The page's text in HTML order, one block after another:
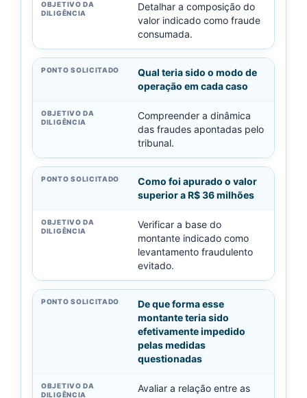
Detalhar a composição do
valor indicado como fraude
consumada.
Qual teria sido o modo de
operação em cada caso
Compreender a dinâmica
das fraudes apontadas pelo
tribunal.
Como foi apurado o valor
superior a R$ 36 milhões
Verificar a base do
montante indicado como
levantamento fraudulento
evitado.
De que forma esse
montante teria sido
efetivamente impedido
pelas medidas
questionadas
Avaliar a relação entre as